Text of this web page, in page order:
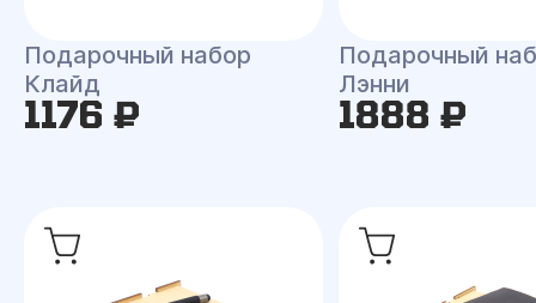
Подарочный набор
Клайд
1176 ₽
Подарочный
Лэнни
1888 ₽